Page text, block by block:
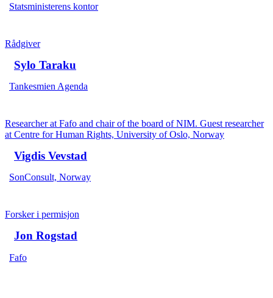
Statsministerens kontor
Rådgiver
Sylo Taraku
Tankesmien Agenda
Researcher at Fafo and chair of the board of NIM. Guest researcher
at Centre for Human Rights, University of Oslo, Norway
Vigdis Vevstad
SonConsult, Norway
Forsker i permisjon
Jon Rogstad
Fafo